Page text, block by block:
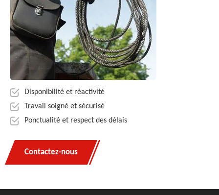
Disponibilité et réactivité
Travail soigné et sécurisé
Ponctualité et respect des délais
Contactez-nous